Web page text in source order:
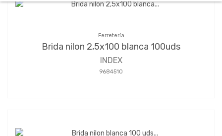
Ferretería
Brida nilon 2,5x100 blanca 100uds
INDEX
9684510